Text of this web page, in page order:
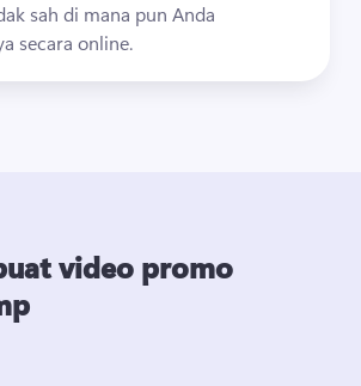
sah di mana pun Anda
secara online.
video promo